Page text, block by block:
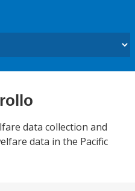
data collection and
data in the Pacific